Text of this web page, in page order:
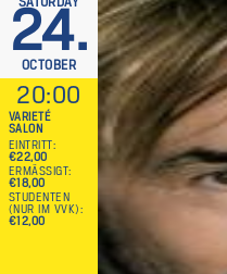
SATURDAY
24.
OCTOBER
20:00
VARIETÉ
SALON
EINTRITT
€22,00
ERMÄSSIGT
€18,00
STUDENTEN
(NUR IM VVK)
€12,00